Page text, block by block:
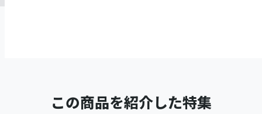
この商品を紹介した特集